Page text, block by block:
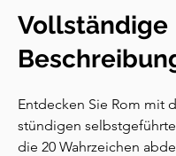
Vollständige
Entdecken Sie Rom mit
stündigen
die 20 Wahrzeichen